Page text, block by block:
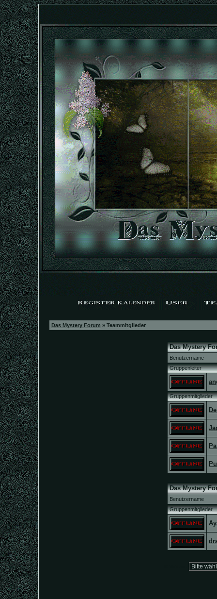
Das Mystery Forum » Teammitglieder
Das Mystery
Benutzername
Gruppenleiter
Gruppenmitglieder
Das Mystery
Benutzername
Gruppenmitglieder